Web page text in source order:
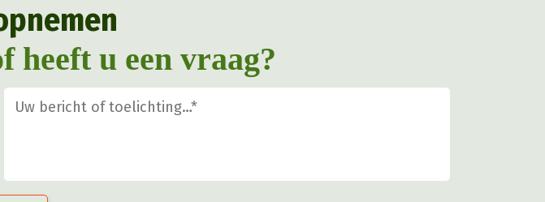
heeft u een vraag?